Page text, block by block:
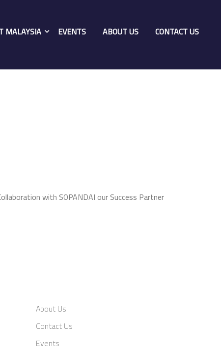
MALAYSIA EVENTS ABOUT US CONTACT US
with SOPANDAI our Success Partner
About Us
Contact Us
Events